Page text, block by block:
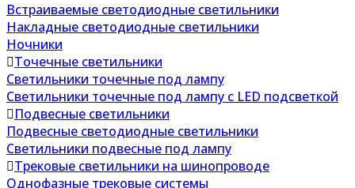
Встраиваемые светодиодные светильники
Накладные светодиодные светильники
Ночники
Точечные светильники
Светильники точечные под лампу
Светильники точечные под лампу с LED подсветкой
Подвесные светильники
Подвесные светодиодные светильники
Светильники подвесные под лампу
Трековые светильники на шинопроводе
Однофазные трековые системы